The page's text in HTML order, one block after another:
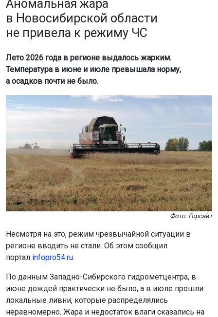
Аномальная жара
в Новосибирской области
не привела к режиму ЧС
Лето 2026 года в регионе выдалось жарким.
Температура в июне и июле превышала норму,
а осадков почти не было.
Фото: Горсайт
Несмотря на это, режим чрезвычайной ситуации в
регионе вводить не стали. Об этом сообщил
портал infopro54.ru.
По данным Западно-Сибирского гидрометцентра, в
июне дождей практически не было, а в июле прошли
локальные ливни, которые распределялись
неравномерно. Жара и недостаток влаги сказались на